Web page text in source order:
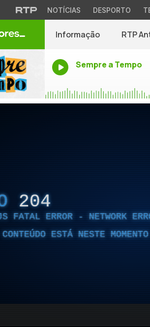
NOTÍCIAS DESPORTO
Informação RTP
Sempre a Tempo
204
FATAL ERROR - NETWORK
ESTÁ NESTE